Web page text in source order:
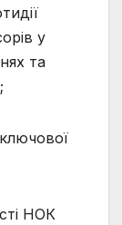
у
та
НОК